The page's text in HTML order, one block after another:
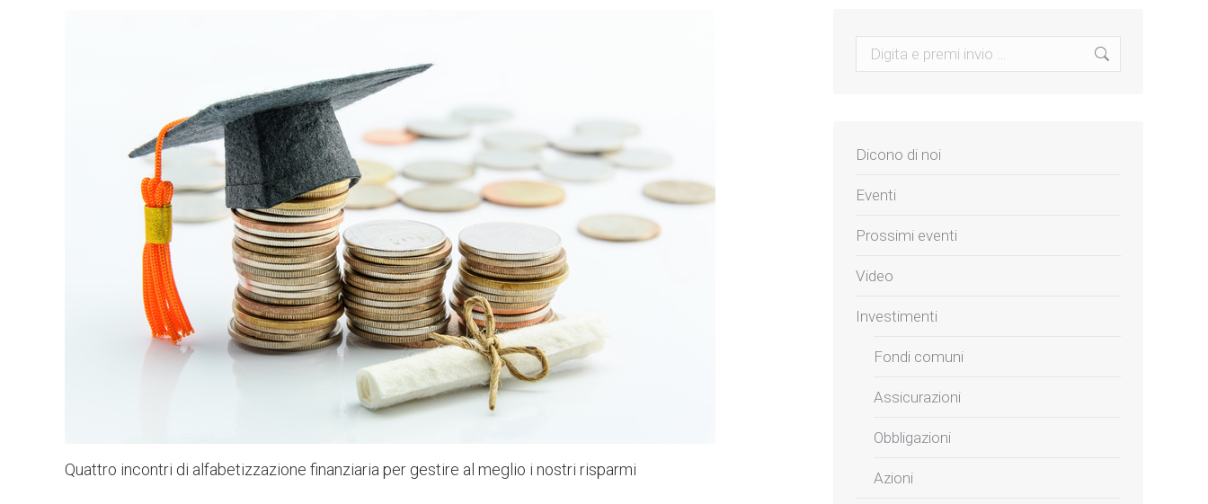
Quattro incontri di alfabetizzazione finanziaria per gestire al meglio i nostri risparmi
Search:
Dicono di noi
Eventi
Prossimi eventi
Video
Investimenti
Fondi comuni
Assicurazioni
Obbligazioni
Azioni